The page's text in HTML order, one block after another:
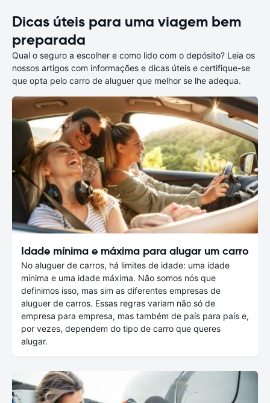
Dicas úteis para uma viagem bem
preparada
Qual o seguro a escolher e como lido com o depósito? Leia os
nossos artigos com informações e dicas úteis e certifique-se
que opta pelo carro de aluguer que melhor se lhe adequa.
Idade mínima e máxima para alugar um carro
No aluguer de carros, há limites de idade: uma idade
mínima e uma idade máxima. Não somos nós que
definimos isso, mas sim as diferentes empresas de
aluguer de carros. Essas regras variam não só de
empresa para empresa, mas também de país para país e,
por vezes, dependem do tipo de carro que queres
alugar.